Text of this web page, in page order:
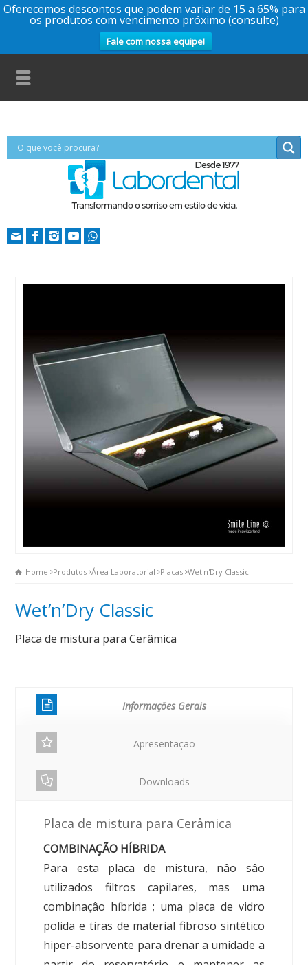
Oferecemos descontos que podem variar de 15 a 65% para
os produtos com vencimento próximo (consulte)
Fale com nossa equipe!
Home Produtos Área Laboratorial Placas Wet'n'Dry Classic
Wet’n’Dry Classic
Placa de mistura para Cerâmica
Informações Gerais
Apresentação
Downloads
Placa de mistura para Cerâmica
COMBINAÇÃO HÍBRIDA
Para esta placa de mistura, nâo sâo
utilizados filtros capilares, mas uma
combinaçâo híbrida ; uma placa de vidro
polida e tiras de material fibroso sintético
hiper-absorvente para drenar a umidade a